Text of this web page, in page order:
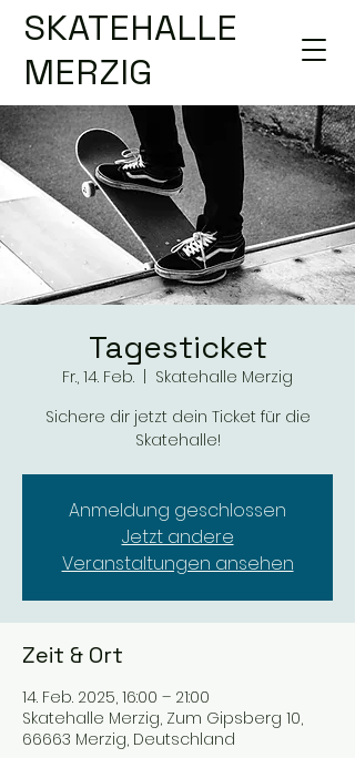
SKATEHALLE
MERZIG
Tagesticket
Fr., 14. Feb.
Skatehalle Merzig
Sichere dir jetzt dein Ticket für die
Skatehalle!
Anmeldung geschlossen
Jetzt andere
Veranstaltungen ansehen
Zeit & Ort
14. Feb. 2025, 16:00 – 21:00
Skatehalle Merzig, Zum Gipsberg 10,
66663 Merzig, Deutschland